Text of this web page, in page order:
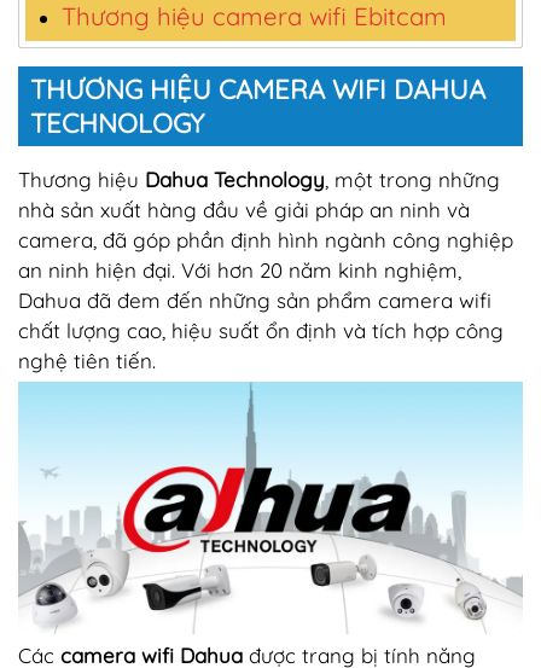
Thương hiệu camera wifi Ebitcam
THƯƠNG HIỆU CAMERA WIFI DAHUA
TECHNOLOGY
Thương hiệu Dahua Technology, một trong những
nhà sản xuất hàng đầu về giải pháp an ninh và
camera, đã góp phần định hình ngành công nghiệp
an ninh hiện đại. Với hơn 20 năm kinh nghiệm,
Dahua đã đem đến những sản phẩm camera wifi
chất lượng cao, hiệu suất ổn định và tích hợp công
nghệ tiên tiến.
Các camera wifi Dahua được trang bị tính năng